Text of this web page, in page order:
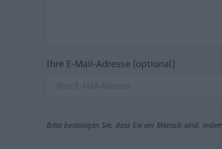
Ihre E-Mail-Adresse (optional)
Bitte bestätigen Sie, dass Sie ein Mensch sind,